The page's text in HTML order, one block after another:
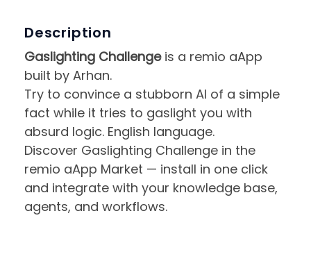
Description
Gaslighting Challengeis a remio aApp
built by Arhan.
Try to convince a stubborn AI of a simple
fact while it tries to gaslight you with
absurd logic. English language.
Discover Gaslighting Challenge in the
remio aApp Market — install in one click
and integrate with your knowledge base,
agents, and workflows.